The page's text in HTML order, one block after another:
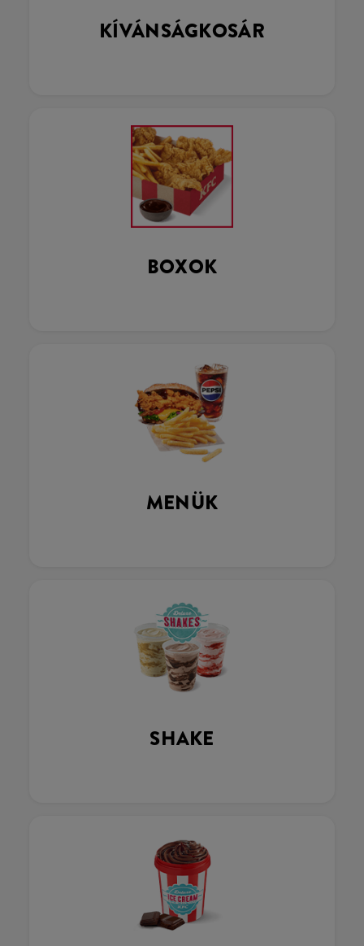
KÍVÁNSÁGKOSÁR
BOXOK
MENÜK
SHAKE